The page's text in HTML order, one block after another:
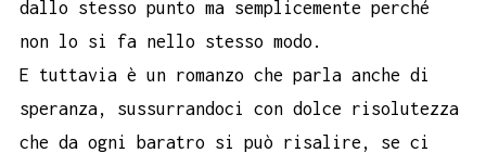
dallo stesso punto ma semplicemente perché
non lo si fa nello stesso modo.
E tuttavia è un romanzo che parla anche di
speranza, sussurrandoci con dolce risolutezza
che da ogni baratro si può risalire, se ci